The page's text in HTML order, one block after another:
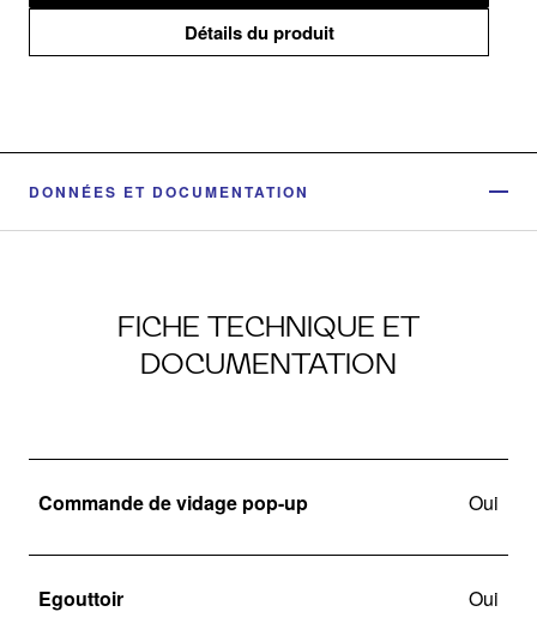
Détails du produit
DONNÉES ET DOCUMENTATION
FICHE TECHNIQUE ET
DOCUMENTATION
Commande de vidage pop-up Oui
Egouttoir Oui